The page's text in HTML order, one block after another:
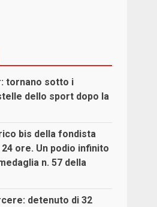
tornano sotto i
dello sport dopo la
bis della fondista
ore. Un podio infinito
n. 57 della
detenuto di 32